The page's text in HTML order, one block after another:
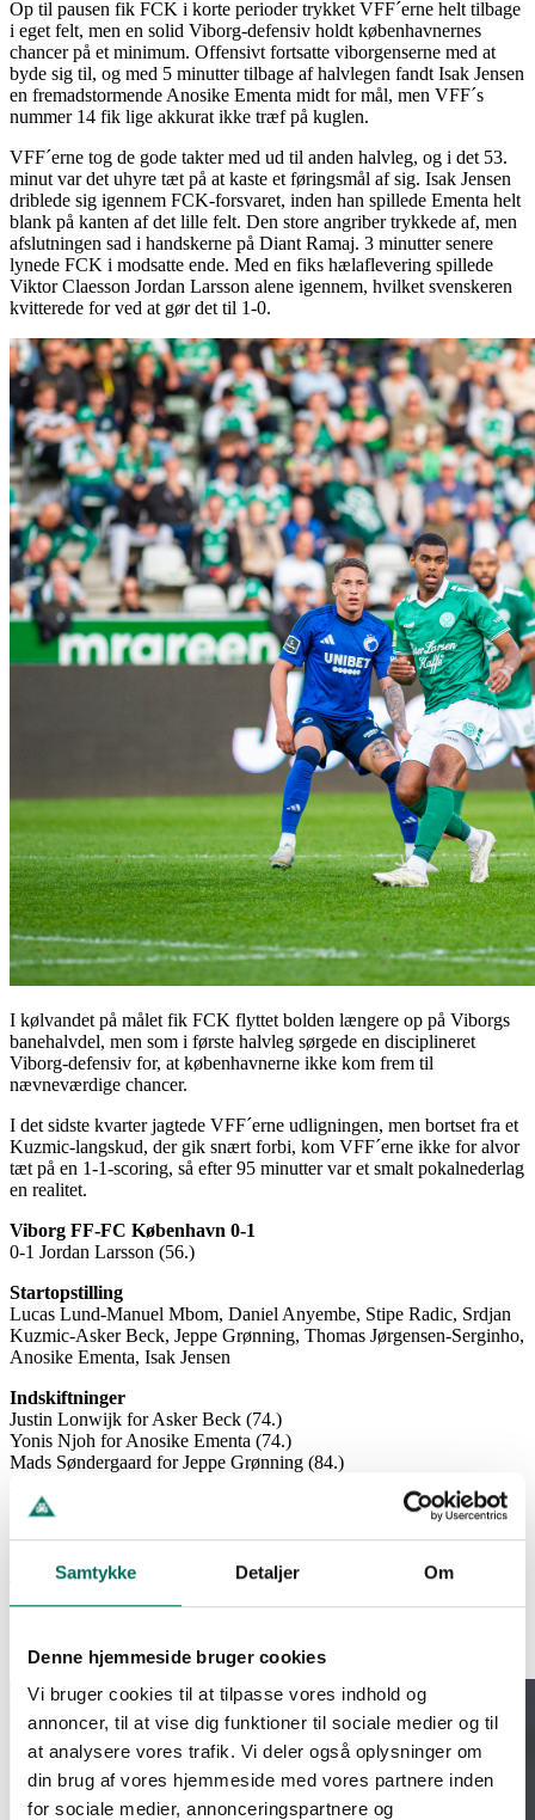
Samtykke Detaljer Om
Denne hjemmeside bruger cookies
Vi bruger cookies til at tilpasse vores indhold og
annoncer, til at vise dig funktioner til sociale medier og til
at analysere vores trafik. Vi deler også oplysninger om
din brug af vores hjemmeside med vores partnere inden
for sociale medier, annonceringspartnere og
Op til pausen fik FCK i korte perioder trykket VFF´erne helt tilbage
i eget felt, men en solid Viborg-defensiv holdt københavnernes
chancer på et minimum. Offensivt fortsatte viborgenserne med at
byde sig til, og med 5 minutter tilbage af halvlegen fandt Isak Jensen
en fremadstormende Anosike Ementa midt for mål, men VFF´s
nummer 14 fik lige akkurat ikke træf på kuglen.
VFF´erne tog de gode takter med ud til anden halvleg, og i det 53.
minut var det uhyre tæt på at kaste et føringsmål af sig. Isak Jensen
driblede sig igennem FCK-forsvaret, inden han spillede Ementa helt
blank på kanten af det lille felt. Den store angriber trykkede af, men
afslutningen sad i handskerne på Diant Ramaj. 3 minutter senere
lynede FCK i modsatte ende. Med en fiks hælaflevering spillede
Viktor Claesson Jordan Larsson alene igennem, hvilket svenskeren
kvitterede for ved at gør det til 1-0.
I kølvandet på målet fik FCK flyttet bolden længere op på Viborgs
banehalvdel, men som i første halvleg sørgede en disciplineret
Viborg-defensiv for, at københavnerne ikke kom frem til
nævneværdige chancer.
I det sidste kvarter jagtede VFF´erne udligningen, men bortset fra et
Kuzmic-langskud, der gik snært forbi, kom VFF´erne ikke for alvor
tæt på en 1-1-scoring, så efter 95 minutter var et smalt pokalnederlag
en realitet.
Viborg FF-FC København 0-1
0-1 Jordan Larsson (56.)
Startopstilling
Lucas Lund-Manuel Mbom, Daniel Anyembe, Stipe Radic, Srdjan
Kuzmic-Asker Beck, Jeppe Grønning, Thomas Jørgensen-Serginho,
Anosike Ementa, Isak Jensen
Indskiftninger
Justin Lonwijk for Asker Beck (74.)
Yonis Njoh for Anosike Ementa (74.)
Mads Søndergaard for Jeppe Grønning (84.)
Kort
Gult: Justin Lonwijk
Tilskuertal
8513